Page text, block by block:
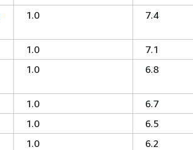
1.0 7.4
1.0
7.1
1.0 6.8
1.0
6.7
1.0
6.5
1.0
6.2